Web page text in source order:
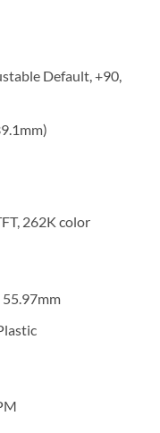
Default, +90,
262K color